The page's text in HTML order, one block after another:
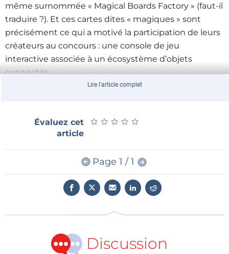
même surnommée « Magical Boards Factory » (faut-il
traduire ?). Et ces cartes dites « magiques » sont
précisément ce qui a motivé la participation de leurs
créateurs au concours : une console de jeu
interactive associée à un écosystème d’objets
connectés.
Teiimo GmbH, a été récompensé pour un système
textile novateur constitué de capteurs, de
conducteurs et d’électronique pour effectuer des
mesures (paramètres vitaux, localisation) et
transmettre les données correspondantes.
présenté dans nos colonnes, qui a reçu une mention
honorable. Il permet de préparer automatiquement
plus de 60 cocktails...
Lire l'article complet
Évaluez cet
article
★ ★ ★ ★ ★
★ ★ ★ ★ ★
Page 1 / 1
Discussion